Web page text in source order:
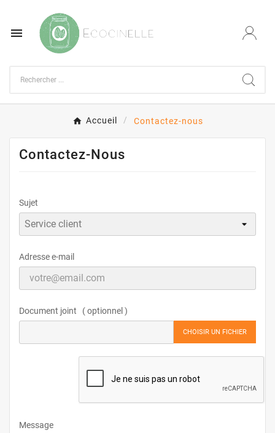

Accueil Contactez-nous
Contactez-Nous
Sujet
Adresse e-mail
Document joint ( optionnel )
CHOISIR UN FICHIER
Message